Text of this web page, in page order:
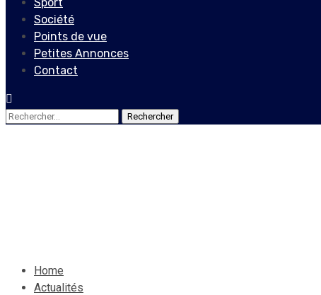
Société
Points de vue
Petites Annonces
Contact
Rechercher :
Home
Actualités